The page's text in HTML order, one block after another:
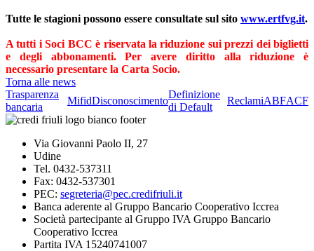
Tutte le stagioni possono essere consultate sul sito www.ertfvg.it.
A tutti i Soci BCC è riservata la riduzione sui prezzi dei biglietti
e degli abbonamenti. Per avere diritto alla riduzione è
necessario presentare la Carta Socio.
Torna alle news
Trasparenza
bancaria
MifidDisconoscimento
Definizione
di Default
ReclamiABFACF
Via Giovanni Paolo II, 27
Udine
Tel. 0432-537311
Fax: 0432-537301
PEC: segreteria@pec.credifriuli.it
Banca aderente al Gruppo Bancario Cooperativo Iccrea
Società partecipante al Gruppo IVA Gruppo Bancario
Cooperativo Iccrea
Partita IVA 15240741007